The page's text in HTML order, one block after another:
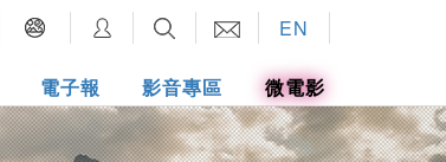
EN
電子報 影音專區 微電影